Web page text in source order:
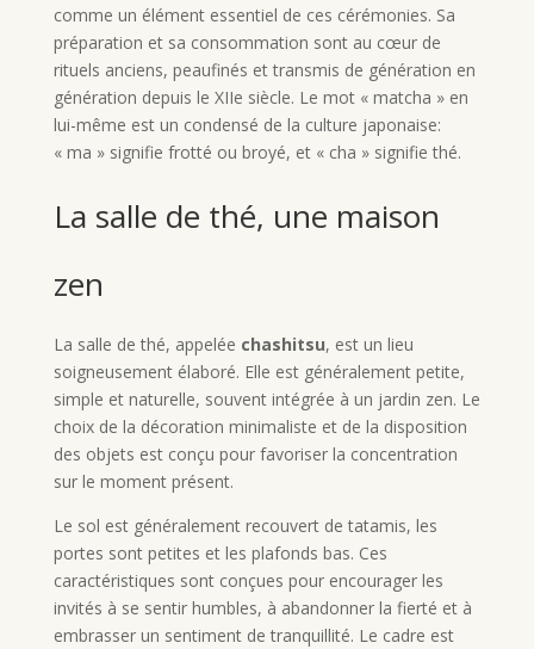
comme un élément essentiel de ces cérémonies. Sa
préparation et sa consommation sont au cœur de
rituels anciens, peaufinés et transmis de génération en
génération depuis le XIIe siècle. Le mot « matcha » en
lui-même est un condensé de la culture japonaise:
« ma » signifie frotté ou broyé, et « cha » signifie thé.
La salle de thé, une maison
zen
La salle de thé, appelée chashitsu, est un lieu
soigneusement élaboré. Elle est généralement petite,
simple et naturelle, souvent intégrée à un jardin zen. Le
choix de la décoration minimaliste et de la disposition
des objets est conçu pour favoriser la concentration
sur le moment présent.
Le sol est généralement recouvert de tatamis, les
portes sont petites et les plafonds bas. Ces
caractéristiques sont conçues pour encourager les
invités à se sentir humbles, à abandonner la fierté et à
embrasser un sentiment de tranquillité. Le cadre est